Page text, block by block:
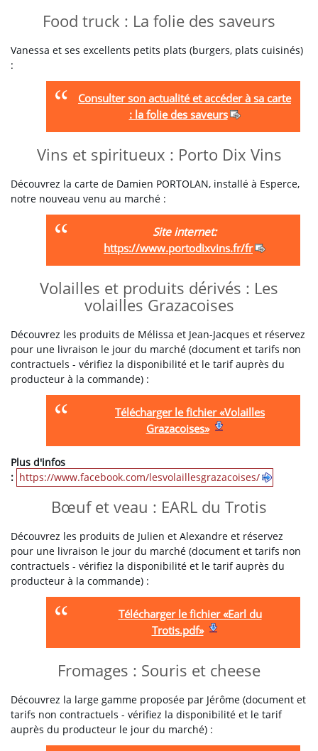
Food truck : La folie des saveurs
Vanessa et ses excellents petits plats (burgers, plats cuisinés)
:
Consulter son actualité et accéder à sa carte
: la folie des saveurs
Vins et spiritueux : Porto Dix Vins
Découvrez la carte de Damien PORTOLAN, installé à Esperce,
notre nouveau venu au marché :
Site internet:
https://www.portodixvins.fr/fr
Volailles et produits dérivés : Les
volailles Grazacoises
Découvrez les produits de Mélissa et Jean-Jacques et réservez
pour une livraison le jour du marché (document et tarifs non
contractuels - vérifiez la disponibilité et le tarif auprès du
producteur à la commande) :
Télécharger le fichier «Volailles
Grazacoises»
Plus d'infos
: https://www.facebook.com/lesvolaillesgrazacoises/
Bœuf et veau : EARL du Trotis
Découvrez les produits de Julien et Alexandre et réservez
pour une livraison le jour du marché (document et tarifs non
contractuels - vérifiez la disponibilité et le tarif auprès du
producteur à la commande) :
Télécharger le fichier «Earl du
Trotis.pdf»
Fromages : Souris et cheese
Découvrez la large gamme proposée par Jérôme (document et
tarifs non contractuels - vérifiez la disponibilité et le tarif
auprès du producteur le jour du marché) :